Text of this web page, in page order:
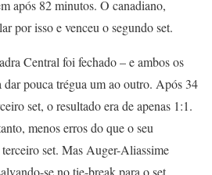
após 82 minutos. O canadiano,
por isso e venceu o segundo set.
Central foi fechado – e ambos os
dar pouca trégua um ao outro. Após 34
set, o resultado era de apenas 1:1.
menos erros do que o seu
set. Mas Auger-Aliassime
se no tie-break para o set